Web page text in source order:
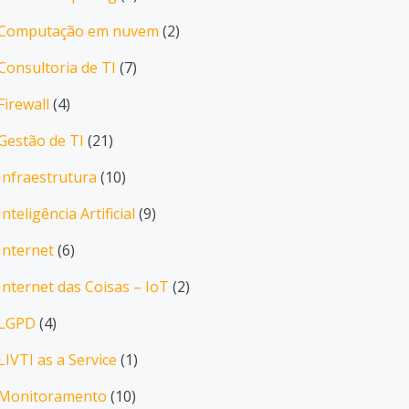
em nuvem (2)
de TI (7)
(4)
de TI (21)
(10)
Artificial (9)
(6)
das Coisas – IoT (2)
(4)
as a Service (1)
(10)